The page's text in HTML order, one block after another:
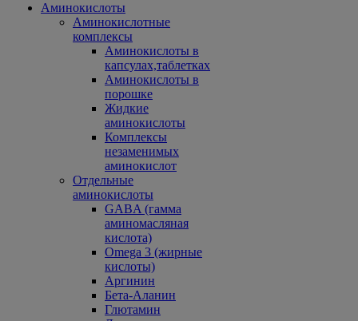
Аминокислоты
Аминокислотные
комплексы
Аминокислоты в
капсулах,таблетках
Аминокислоты в
порошке
Жидкие
аминокислоты
Комплексы
незаменимых
аминокислот
Отдельные
аминокислоты
GABA (гамма
аминомасляная
кислота)
Omega 3 (жирные
кислоты)
Аргинин
Бета-Аланин
Глютамин